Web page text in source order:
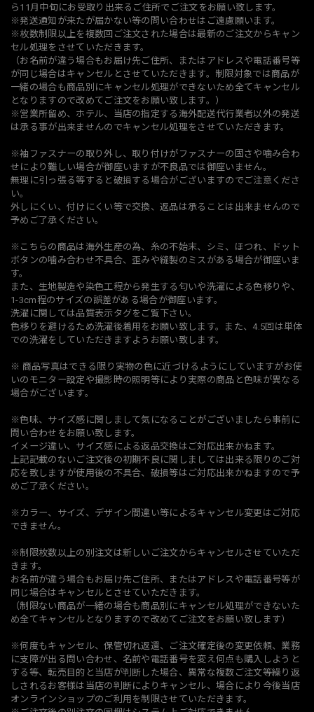
ら11月中旬にお受取り出来るご住所でご注文をお願い致します。
※発送通知が来たが届かない等の問い合わせはご遠慮願います。
※枚数制限以上を複数回ご注文された場合は最新のご注文からキャン
セル処理をさせていただきます。
（お名前が違う場合もお届け先ご住所、またはアドレスや電話番号等
が同じ場合はキャンセルとさせていただきます。制限対象では商品が
一緒の場合も商品別にキャンセル処理ができないため全てキャンセル
となりますので改めてご注文をお願い致します。）
※営業所留め、ホテル、当店の指定する海外配送代行業者以外の発送
は承る事が出来ませんのでキャンセル処理をさせていただきます。
※袖ファスナーの取り外し、取り付けがファスナーの固さや噛み合わ
せにより難しい場合が御座いますが不良品では御座いません。
無理に引っ張る等すると破損する場合がございますのでご注意くださ
い。
外しにくい、付けにくい等で交換、返品は承ることは出来ませんので
予めご了承ください。
※こちらの商品は海外生産の為、糸の不始末、シミ、ほつれ、ドット
ボタンの噛み合わせ不具合、歪みや縫製のミスがある場合が御座いま
す。
また、生地製造や染色工程から発生する匂いや洗濯による色移りや、
1-3cm程のサイズの誤差がある場合が御座います。
洗濯に関しては品質表示タグをご覧下さい。
色移りを避けるため洗濯後着用をお願い致します。また、4.5回は単体
での洗濯をしていただきますようお願い致します。
※ 商品写真はできる限り実物の色に近づけるようにしていますがお使
いのモニター設定や撮影時の照明等により実際の商品と色味が異なる
場合がございます。
※色味、サイズ感に関しまして気になることがございましたら事前に
問い合わせをお願い致します。
イメージ違い、サイズ感による返品交換はご対応出来かねます。
上記記載のないご注文後の初期不良に関しましては出来る限りのご対
応を致しますが使用後の不具合、破損等はご対応出来かねますので予
めご了承ください。
※カラー、サイズ、デザイン間違い等によるキャンセル変更はご対応
できません。
※制限枚数以上の別注文は新しいご注文からキャンセルさせていただ
きます。
お名前が違う場合もお届け先ご住所、またはアドレスや電話番号等が
同じ場合はキャンセルとさせていただきます。
（制限ない商品が一緒の場合も商品別にキャンセル処理ができないた
め全てキャンセルとなりますので改めてご注文をお願い致します）
※何度もキャンセル、保管切れ返還、ご注文確定後の変更依頼、業務
に支障が出る問い合わせ、名前や電話番号を変え何点も購入しようと
する等、転売目的と当店が判断した場合、異常な複数ご注文等繰り返
しされるお客様は当店の判断によりキャンセル、場合により今後当店
オンラインショップのご利用を制限させていただきます。